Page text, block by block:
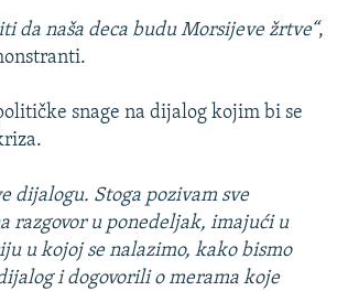
da naša deca budu Morsijeve žrtve“,
snage na dijalog kojim bi se
dijalogu. Stoga pozivam sve
razgovor u ponedeljak, imajući u
u kojoj se nalazimo, kako bismo
i dogovorili o merama koje